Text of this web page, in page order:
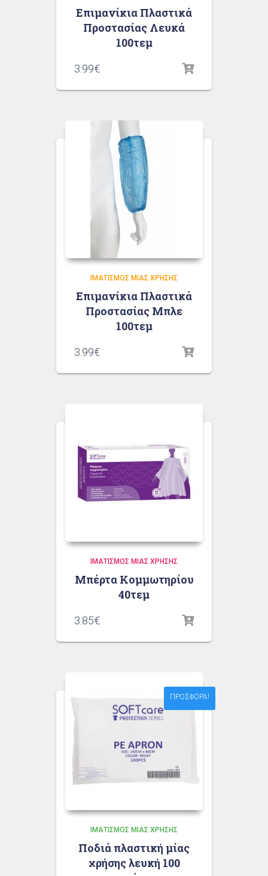
Επιμανίκια Πλαστικά
Προστασίας Λευκά
100τεμ
3.99€
ΙΜΑΤΙΣΜΌΣ ΜΙΑΣ ΧΡΉΣΗΣ
Επιμανίκια Πλαστικά
Προστασίας Μπλε
100τεμ
3.99€
ΙΜΑΤΙΣΜΌΣ ΜΙΑΣ ΧΡΉΣΗΣ
Μπέρτα Κομμωτηρίου
40τεμ
3.85€
ΠΡΟΣΦΟΡΆ!
ΙΜΑΤΙΣΜΌΣ ΜΙΑΣ ΧΡΉΣΗΣ
Ποδιά πλαστική μίας
χρήσης λευκή 100